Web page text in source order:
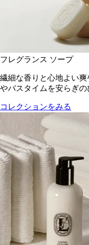
フレグランス ソープ
繊細な香りと心地よい
やバスタイムを安らぎの
コレクションをみる